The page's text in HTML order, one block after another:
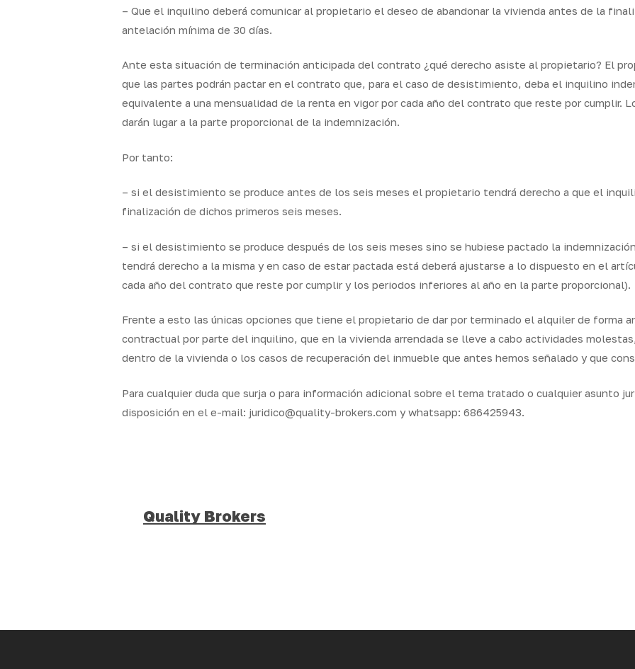
– Que el inquilino deberá comunicar al propietario el deseo de abandonar la vivienda antes de la
antelación mínima de 30 días.
Ante esta situación de terminación anticipada del contrato ¿qué derecho asiste al propietario? El
que las partes podrán pactar en el contrato que, para el caso de desistimiento, deba el inquilino
equivalente a una mensualidad de la renta en vigor por cada año del contrato que reste por cumplir.
darán lugar a la parte proporcional de la indemnización.
Por tanto:
– si el desistimiento se produce antes de los seis meses el propietario tendrá derecho a que el
finalización de dichos primeros seis meses.
– si el desistimiento se produce después de los seis meses sino se hubiese pactado la
tendrá derecho a la misma y en caso de estar pactada está deberá ajustarse a lo dispuesto en el
cada año del contrato que reste por cumplir y los periodos inferiores al año en la parte proporcional).
Frente a esto las únicas opciones que tiene el propietario de dar por terminado el alquiler de forma
contractual por parte del inquilino, que en la vivienda arrendada se lleve a cabo actividades
dentro de la vivienda o los casos de recuperación del inmueble que antes hemos señalado y que
Para cualquier duda que surja o para información adicional sobre el tema tratado o cualquier asunto
disposición en el e-mail: juridico@quality-brokers.com y whatsapp: 686425943.
Quality Brokers